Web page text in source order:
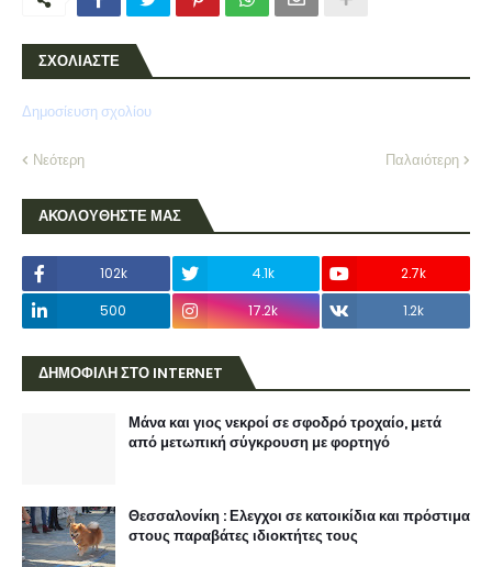
ΣΧΟΛΙΑΣΤΕ
Δημοσίευση σχολίου
Νεότερη Παλαιότερη
ΑΚΟΛΟΥΘΗΣΤΕ ΜΑΣ
102k 4.1k
2.7k
500
17.2k 1.2k
ΔΗΜΟΦΙΛΗ ΣΤΟ INTERNET
Μάνα και γιος νεκροί σε σφοδρό τροχαίο, μετά
από μετωπική σύγκρουση με φορτηγό
Θεσσαλονίκη : Ελεγχοι σε κατοικίδια και πρόστιμα
στους παραβάτες ιδιοκτήτες τους